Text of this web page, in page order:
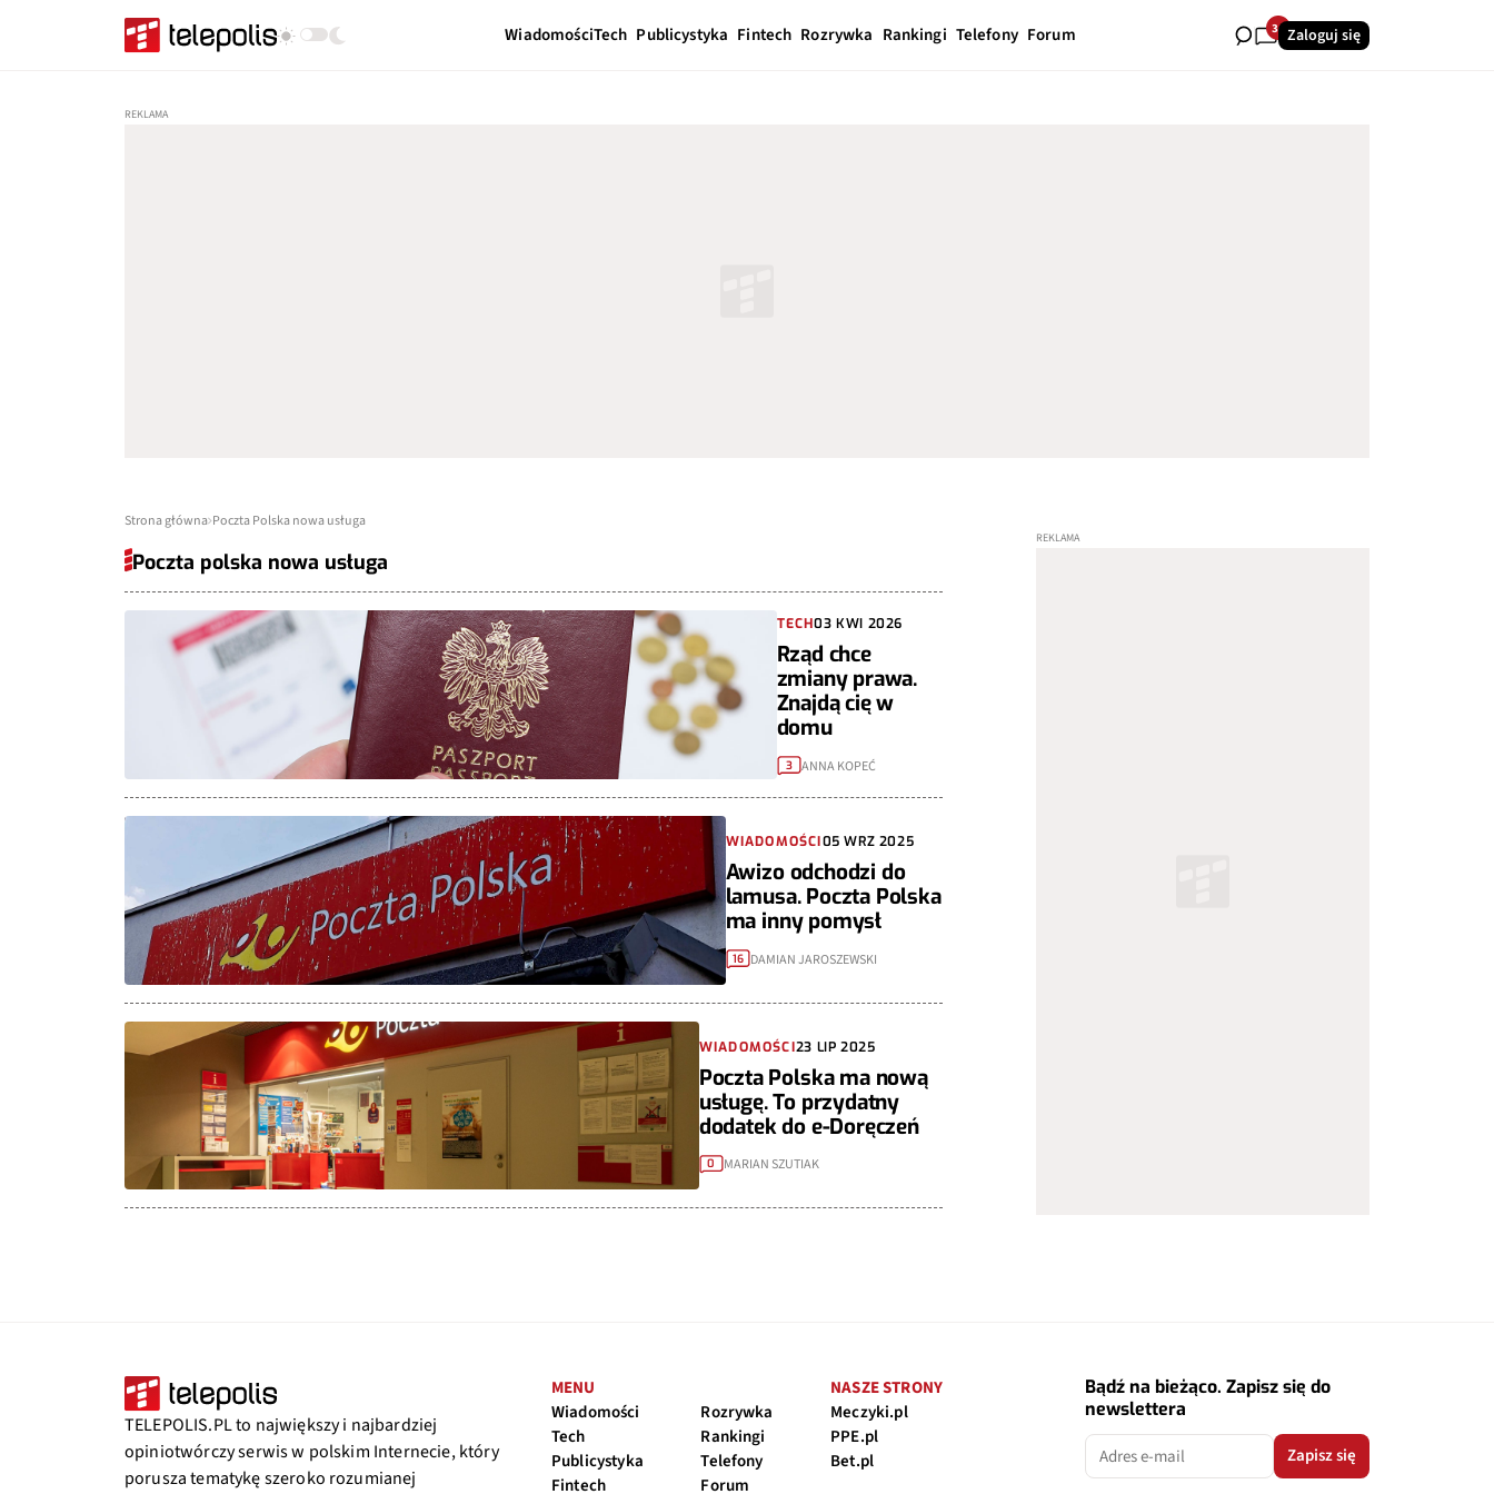
WiadomościTech Publicystyka Fintech Rozrywka Rankingi Telefony Forum 34Zaloguj się
Strona główna Poczta Polska nowa usługa
Poczta polska nowa usługa
TECH03 KWI 2026
Rząd chce
zmiany prawa.
Znajdą cię w
domu
3 ANNA KOPEĆ
WIADOMOŚCI05 WRZ 2025
Awizo odchodzi do
lamusa. Poczta Polska
ma inny pomysł
16 DAMIAN JAROSZEWSKI
WIADOMOŚCI23 LIP 2025
Poczta Polska ma nową
usługę. To przydatny
dodatek do e-Doręczeń
0 MARIAN SZUTIAK
TELEPOLIS.PL to największy i najbardziej
opiniotwórczy serwis w polskim Internecie, który
porusza tematykę szeroko rozumianej
MENU
Wiadomości
Tech
Publicystyka
Fintech
Rozrywka
Rankingi
Telefony
Forum
NASZE STRONY
Meczyki.pl
PPE.pl
Bet.pl
Bądź na bieżąco. Zapisz się do
newslettera
Zapisz się